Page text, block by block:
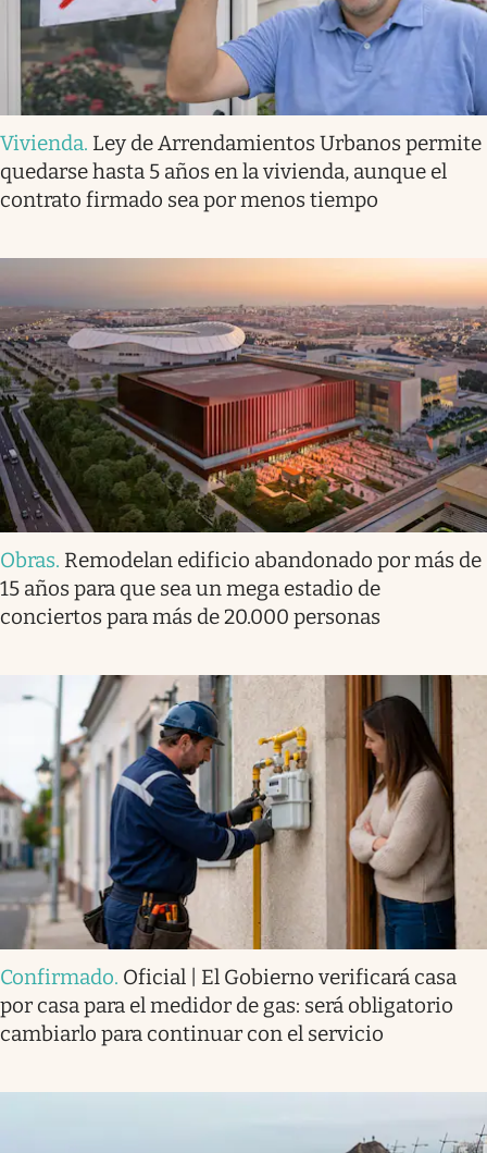
Vivienda. Ley de Arrendamientos Urbanos permite
quedarse hasta 5 años en la vivienda, aunque el
contrato firmado sea por menos tiempo
Obras. Remodelan edificio abandonado por más de
15 años para que sea un mega estadio de
conciertos para más de 20.000 personas
Confirmado. Oficial | El Gobierno verificará casa
por casa para el medidor de gas: será obligatorio
cambiarlo para continuar con el servicio